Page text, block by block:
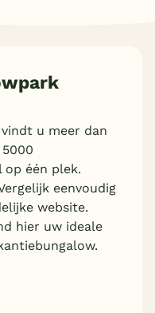
u meer dan
op één plek.
eenvoudig
website.
hier uw ideale